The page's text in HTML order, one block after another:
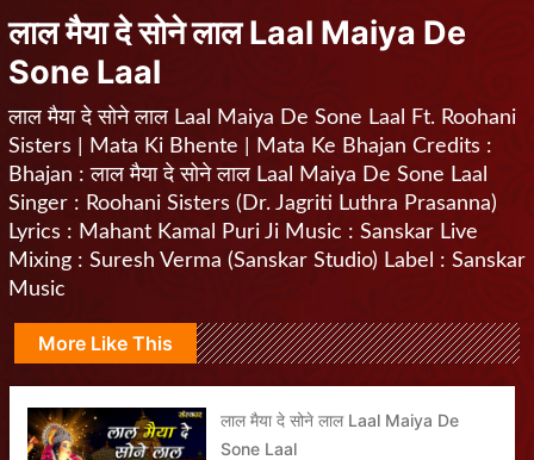
लाल मैया दे सोने लाल Laal Maiya De
Sone Laal
लाल मैया दे सोने लाल Laal Maiya De Sone Laal Ft. Roohani
Sisters | Mata Ki Bhente | Mata Ke Bhajan Credits :
Bhajan : लाल मैया दे सोने लाल Laal Maiya De Sone Laal
Singer : Roohani Sisters (Dr. Jagriti Luthra Prasanna)
Lyrics : Mahant Kamal Puri Ji Music : Sanskar Live
Mixing : Suresh Verma (Sanskar Studio) Label : Sanskar
Music
More Like This
लाल मैया दे सोने लाल Laal Maiya De
Sone Laal